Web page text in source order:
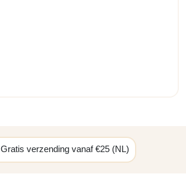
Gratis verzending vanaf €25 (NL)